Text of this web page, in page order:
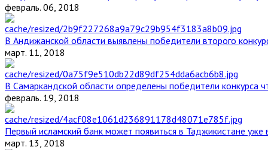
февраль. 06, 2018
В Андижанской области выявлены победители второго
март. 11, 2018
В Самаркандской области определены победители конкурса
февраль. 19, 2018
Первый исламский банк может появиться в Таджикистане уже
март. 13, 2018